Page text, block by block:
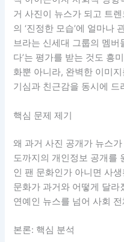
거 사진이 뉴스가 되고 트
의 ‘진정한 모습’에 얼마나
브라는 신세대 그룹의 멤버
다’는 평가를 받는 것도 흥
화뿐 아니라, 완벽한 이미
기심과 친근감을 동시에 드
핵심 문제 제기
왜 과거 사진 공개가 뉴스
도까지의 개인정보 공개를
인 팬 문화인가 아니면 사
문화가 과거와 어떻게 달라
연예인 뉴스를 넘어 사회
본론: 핵심 분석